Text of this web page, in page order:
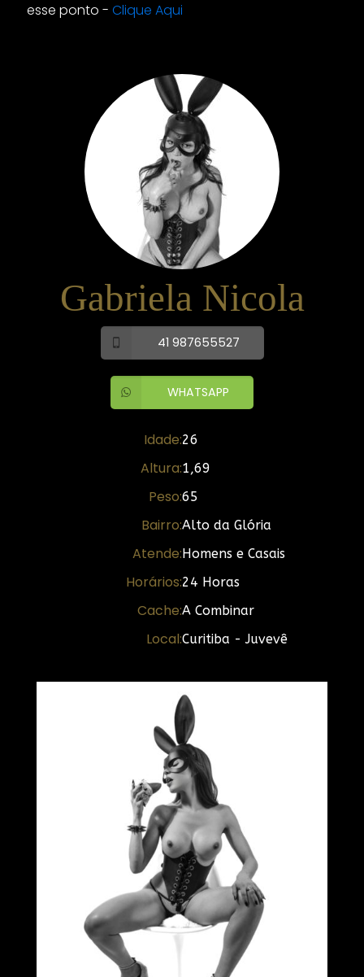
esse ponto - Clique Aqui
Gabriela Nicola
41 987655527
WHATSAPP
Idade:
Altura:
Peso:
Bairro:
Atende:
Horários:
Cache:
Local:
26
1,69
65
Alto da Glória
Homens e Casais
24 Horas
A Combinar
Curitiba - Juvevê